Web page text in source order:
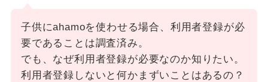
子供にahamoを使わせる場合、利用者登録が必
要であることは調査済み。
でも、なぜ利用者登録が必要なのか知りたい。
利用者登録しないと何かまずいことはあるの？